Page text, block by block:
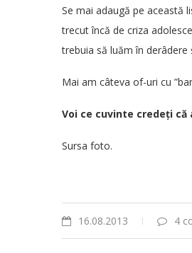
Se mai adaugă pe această
trecut încă de criza
trebuia să luăm în
Mai am câteva of-uri cu
Voi ce cuvinte credeți
Sursa foto.
16.08.2013 4